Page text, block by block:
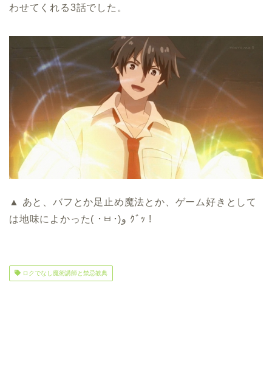
わせてくれる3話でした。
▲ あと、バフとか足止め魔法とか、ゲーム好きとして
は地味によかった( ･ㅂ･)و ｸﾞｯ !
ロクでなし魔術講師と禁忌教典